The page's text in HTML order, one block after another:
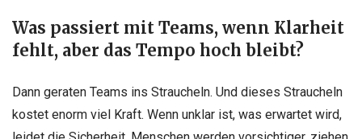
Was passiert mit Teams, wenn Klarheit
fehlt, aber das Tempo hoch bleibt?
Dann geraten Teams ins Straucheln. Und dieses Straucheln
kostet enorm viel Kraft. Wenn unklar ist, was erwartet wird,